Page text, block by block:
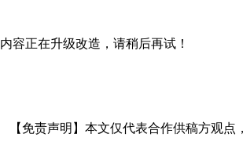
内容正在升级改造，请稍后再试！
【免责声明】本文仅代表合作供稿方观点